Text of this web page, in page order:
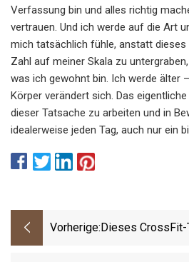
Verfassung bin und alles richtig
vertrauen. Und ich werde auf die Art
mich tatsächlich fühle, anstatt dieses
Zahl auf meiner Skala zu
was ich gewohnt bin. Ich werde älter
Körper verändert sich. Das
dieser Tatsache zu arbeiten und in
idealerweise jeden Tag, auch nur ein
Vorherige: Dieses